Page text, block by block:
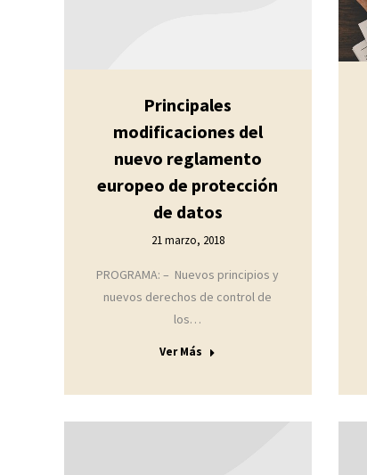
Principales
modificaciones del
nuevo reglamento
europeo de protección
de datos
21 marzo, 2018
PROGRAMA: – Nuevos principios y
nuevos derechos de control de
los…
Ver Más